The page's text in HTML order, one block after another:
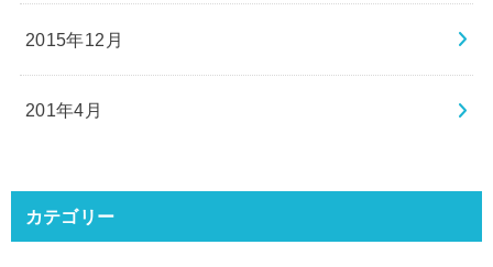
2015年12月
201年4月
カテゴリー